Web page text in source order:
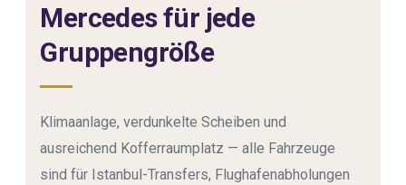
Mercedes für jede
Gruppengröße
Klimaanlage, verdunkelte Scheiben und
ausreichend Kofferraumplatz — alle Fahrzeuge
sind für Istanbul-Transfers, Flughafenabholungen